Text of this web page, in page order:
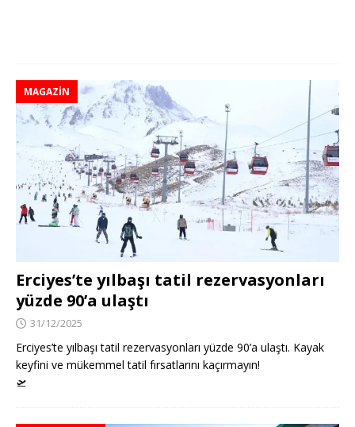
MAGAZIN
Erciyes’te yılbaşı tatil rezervasyonları
yüzde 90’a ulaştı
31/12/2025
Erciyes’te yılbaşı tatil rezervasyonları yüzde 90’a ulaştı. Kayak
keyfini ve mükemmel tatil fırsatlarını kaçırmayın!
🛫